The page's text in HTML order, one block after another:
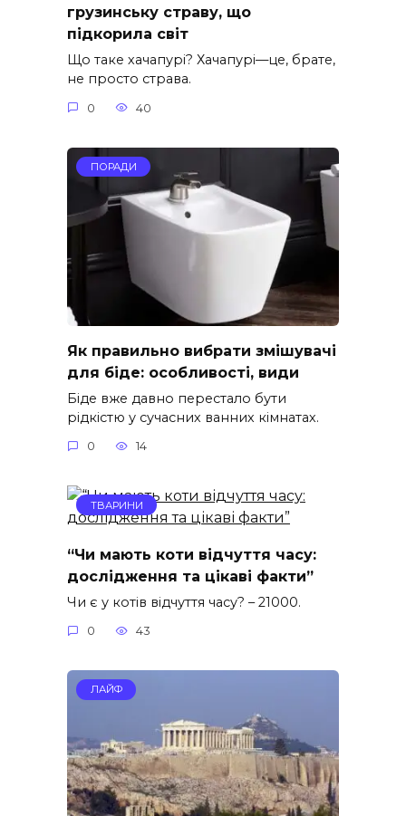
грузинську страву, що
підкорила світ
Що таке хачапурі? Хачапурі—це, брате,
не просто страва.
0 40
ПОРАДИ
Як правильно вибрати змішувачі
для біде: особливості, види
Біде вже давно перестало бути
рідкістю у сучасних ванних кімнатах.
0 14
ТВАРИНИ
“Чи мають коти відчуття часу:
дослідження та цікаві факти”
Чи є у котів відчуття часу? – 21000.
0 43
ЛАЙФ